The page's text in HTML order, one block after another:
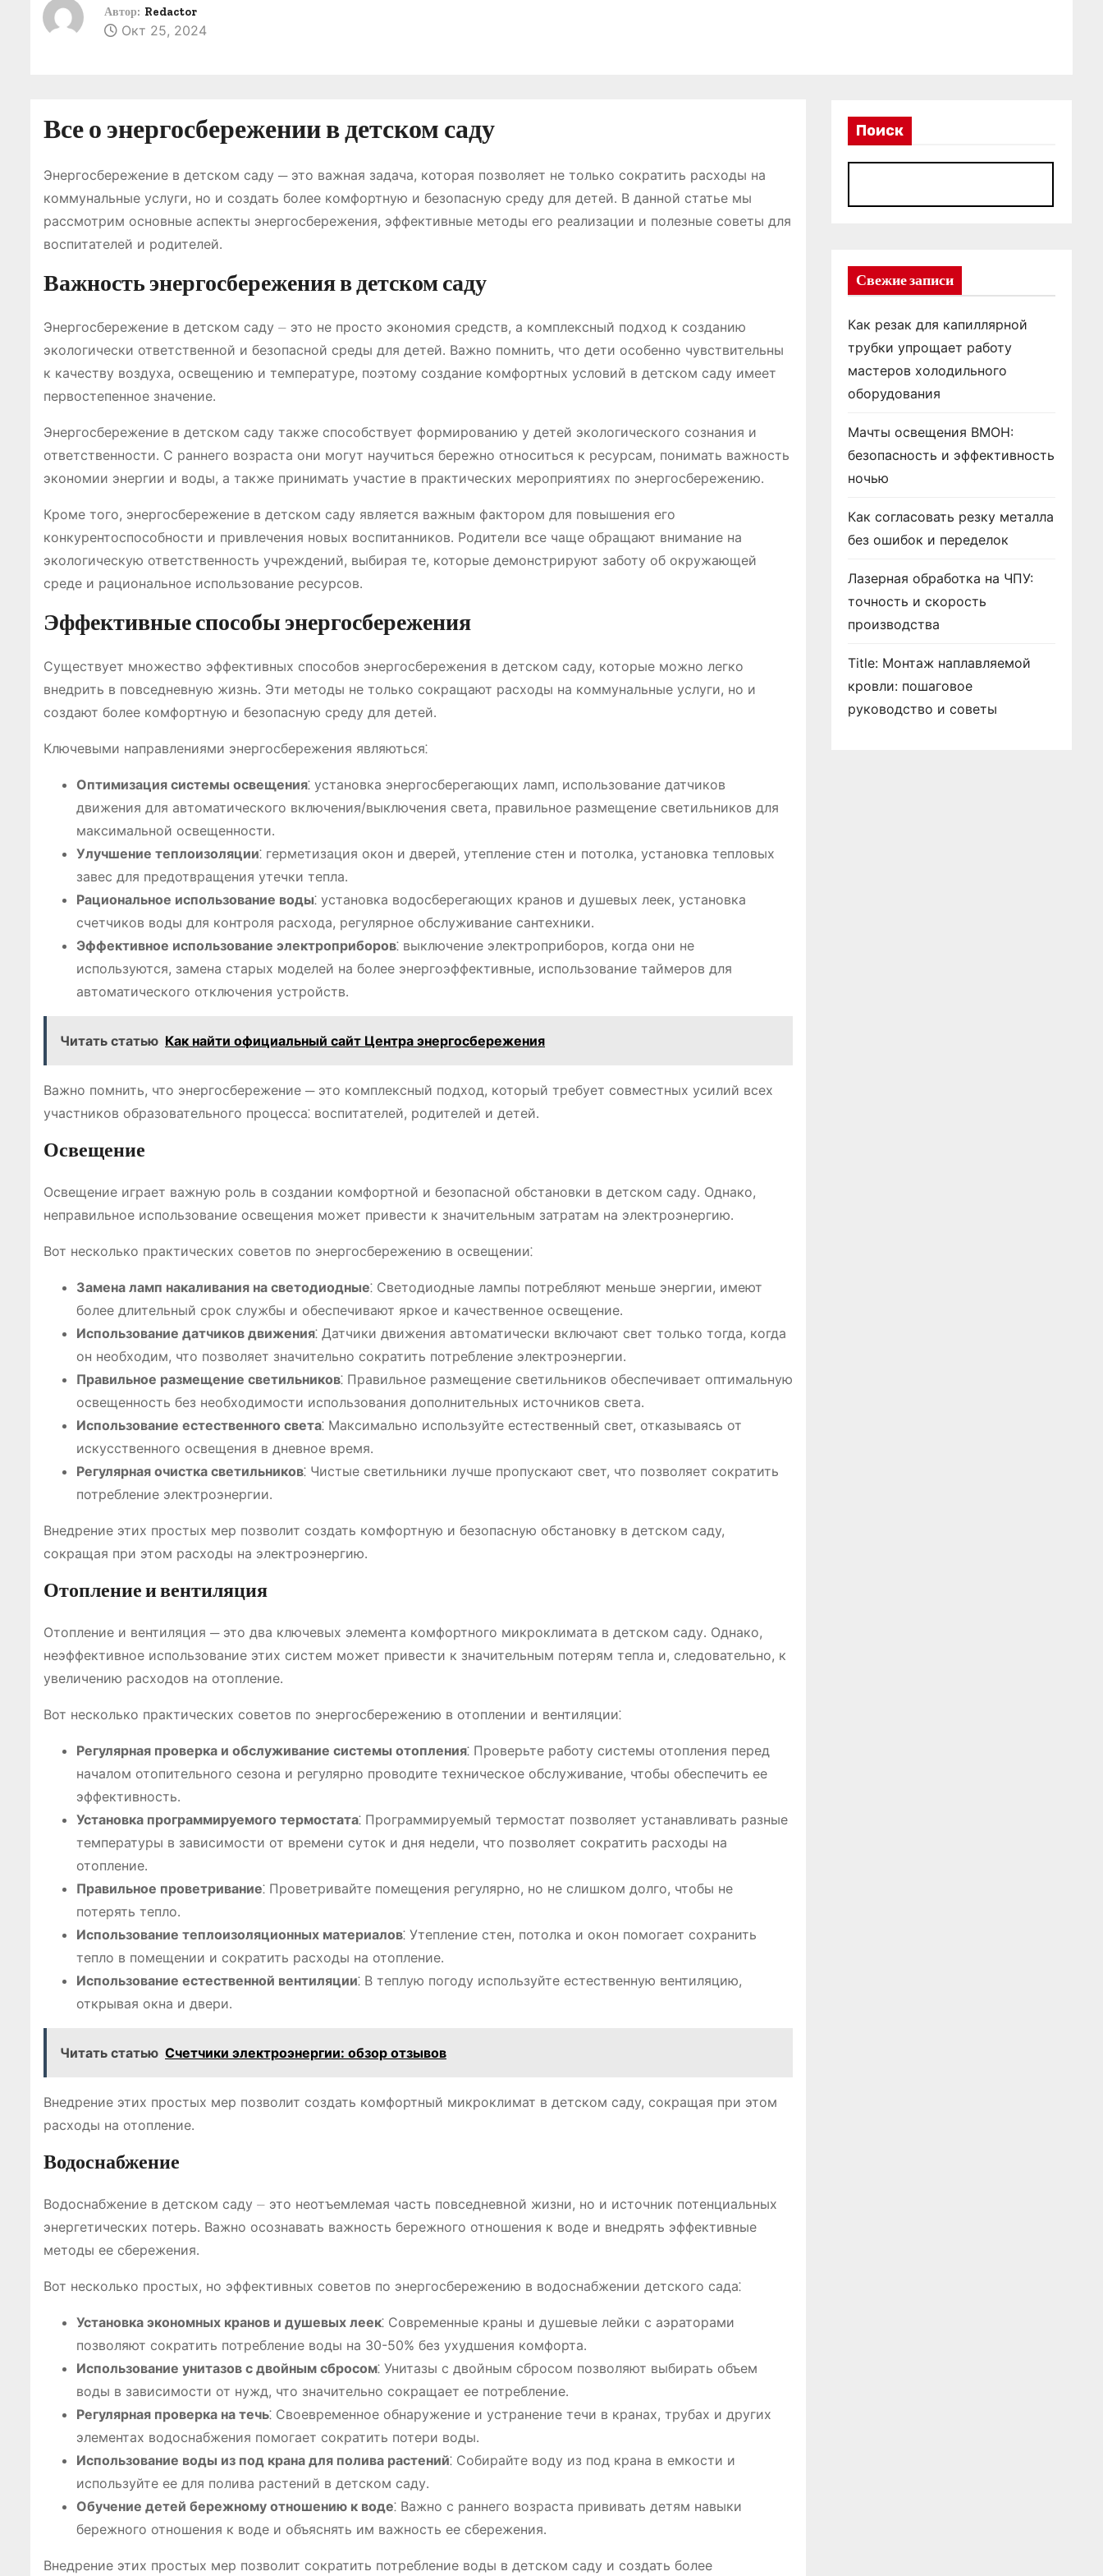
Автор: Redactor
Окт 25, 2024
Все о энергосбережении в детском саду
Энергосбережение в детском саду ─ это важная задача, которая позволяет не только сократить расходы на
коммунальные услуги, но и создать более комфортную и безопасную среду для детей․ В данной статье мы
рассмотрим основные аспекты энергосбережения, эффективные методы его реализации и полезные советы для
воспитателей и родителей․
Важность энергосбережения в детском саду
Энергосбережение в детском саду ⏤ это не просто экономия средств, а комплексный подход к созданию
экологически ответственной и безопасной среды для детей․ Важно помнить, что дети особенно чувствительны
к качеству воздуха, освещению и температуре, поэтому создание комфортных условий в детском саду имеет
первостепенное значение․
Энергосбережение в детском саду также способствует формированию у детей экологического сознания и
ответственности․ С раннего возраста они могут научиться бережно относиться к ресурсам, понимать важность
экономии энергии и воды, а также принимать участие в практических мероприятиях по энергосбережению․
Кроме того, энергосбережение в детском саду является важным фактором для повышения его
конкурентоспособности и привлечения новых воспитанников․ Родители все чаще обращают внимание на
экологическую ответственность учреждений, выбирая те, которые демонстрируют заботу об окружающей
среде и рациональное использование ресурсов․
Эффективные способы энергосбережения
Существует множество эффективных способов энергосбережения в детском саду, которые можно легко
внедрить в повседневную жизнь․ Эти методы не только сокращают расходы на коммунальные услуги, но и
создают более комфортную и безопасную среду для детей․
Ключевыми направлениями энергосбережения являються⁚
Оптимизация системы освещения⁚ установка энергосберегающих ламп, использование датчиков
движения для автоматического включения/выключения света, правильное размещение светильников для
максимальной освещенности․
Улучшение теплоизоляции⁚ герметизация окон и дверей, утепление стен и потолка, установка тепловых
завес для предотвращения утечки тепла․
Рациональное использование воды⁚ установка водосберегающих кранов и душевых леек, установка
счетчиков воды для контроля расхода, регулярное обслуживание сантехники․
Эффективное использование электроприборов⁚ выключение электроприборов, когда они не
используются, замена старых моделей на более энергоэффективные, использование таймеров для
автоматического отключения устройств․
Читать статью Как найти официальный сайт Центра энергосбережения
Важно помнить, что энергосбережение ─ это комплексный подход, который требует совместных усилий всех
участников образовательного процесса⁚ воспитателей, родителей и детей․
Освещение
Освещение играет важную роль в создании комфортной и безопасной обстановки в детском саду․ Однако,
неправильное использование освещения может привести к значительным затратам на электроэнергию․
Вот несколько практических советов по энергосбережению в освещении⁚
Замена ламп накаливания на светодиодные⁚ Светодиодные лампы потребляют меньше энергии, имеют
более длительный срок службы и обеспечивают яркое и качественное освещение․
Использование датчиков движения⁚ Датчики движения автоматически включают свет только тогда, когда
он необходим, что позволяет значительно сократить потребление электроэнергии․
Правильное размещение светильников⁚ Правильное размещение светильников обеспечивает оптимальную
освещенность без необходимости использования дополнительных источников света․
Использование естественного света⁚ Максимально используйте естественный свет, отказываясь от
искусственного освещения в дневное время․
Регулярная очистка светильников⁚ Чистые светильники лучше пропускают свет, что позволяет сократить
потребление электроэнергии․
Внедрение этих простых мер позволит создать комфортную и безопасную обстановку в детском саду,
сокращая при этом расходы на электроэнергию․
Отопление и вентиляция
Отопление и вентиляция ─ это два ключевых элемента комфортного микроклимата в детском саду․ Однако,
неэффективное использование этих систем может привести к значительным потерям тепла и, следовательно, к
увеличению расходов на отопление․
Вот несколько практических советов по энергосбережению в отоплении и вентиляции⁚
Регулярная проверка и обслуживание системы отопления⁚ Проверьте работу системы отопления перед
началом отопительного сезона и регулярно проводите техническое обслуживание, чтобы обеспечить ее
эффективность․
Установка программируемого термостата⁚ Программируемый термостат позволяет устанавливать разные
температуры в зависимости от времени суток и дня недели, что позволяет сократить расходы на
отопление․
Правильное проветривание⁚ Проветривайте помещения регулярно, но не слишком долго, чтобы не
потерять тепло․
Использование теплоизоляционных материалов⁚ Утепление стен, потолка и окон помогает сохранить
тепло в помещении и сократить расходы на отопление․
Использование естественной вентиляции⁚ В теплую погоду используйте естественную вентиляцию,
открывая окна и двери․
Читать статью Счетчики электроэнергии: обзор отзывов
Внедрение этих простых мер позволит создать комфортный микроклимат в детском саду, сокращая при этом
расходы на отопление․
Водоснабжение
Водоснабжение в детском саду ⏤ это неотъемлемая часть повседневной жизни, но и источник потенциальных
энергетических потерь․ Важно осознавать важность бережного отношения к воде и внедрять эффективные
методы ее сбережения․
Вот несколько простых, но эффективных советов по энергосбережению в водоснабжении детского сада⁚
Установка экономных кранов и душевых леек⁚ Современные краны и душевые лейки с аэраторами
позволяют сократить потребление воды на 30-50% без ухудшения комфорта․
Использование унитазов с двойным сбросом⁚ Унитазы с двойным сбросом позволяют выбирать объем
воды в зависимости от нужд, что значительно сокращает ее потребление․
Регулярная проверка на течь⁚ Своевременное обнаружение и устранение течи в кранах, трубах и других
элементах водоснабжения помогает сократить потери воды․
Использование воды из под крана для полива растений⁚ Собирайте воду из под крана в емкости и
используйте ее для полива растений в детском саду․
Обучение детей бережному отношению к воде⁚ Важно с раннего возраста прививать детям навыки
бережного отношения к воде и объяснять им важность ее сбережения․
Внедрение этих простых мер позволит сократить потребление воды в детском саду и создать более
Поиск
Свежие записи
Как резак для капиллярной
трубки упрощает работу
мастеров холодильного
оборудования
Мачты освещения ВМОН:
безопасность и эффективность
ночью
Как согласовать резку металла
без ошибок и переделок
Лазерная обработка на ЧПУ:
точность и скорость
производства
Title: Монтаж наплавляемой
кровли: пошаговое
руководство и советы